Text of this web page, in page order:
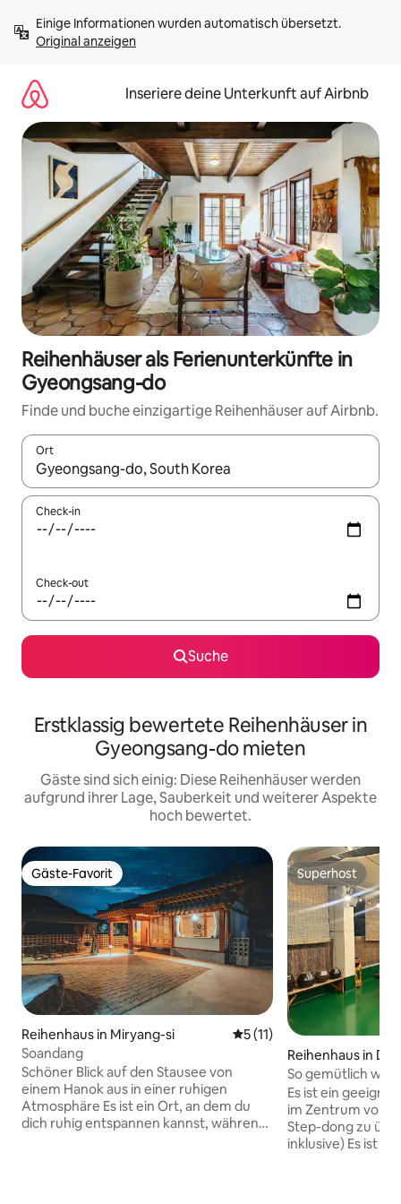
Inhalten
springenOriginal anzeigen
Inseriere deine Unterkunft auf Airbnb
Reihenhäuser als Ferienunterkünfte in
Gyeongsang-do
Finde und buche einzigartige Reihenhäuser auf Airbnb.
Ort
Wenn Ergebnisse verfügbar sind, navigiere mit den
Check-in
Check-out
Suche
Erstklassig bewertete Reihenhäuser in
Gyeongsang-do mieten
Gäste sind sich einig: Diese Reihenhäuser werden
aufgrund ihrer Lage, Sauberkeit und weiterer Aspekte
hoch bewertet.
Gäste-Favorit
Gäste-Favorit
Reihenhaus in Miryang-si Durchschnittliche
5 (11)
Soandang
Schöner Blick auf den Stausee von
einem Hanok aus in einer ruhigen
Atmosphäre Es ist ein Ort, an dem du
dich ruhig entspannen kannst, während
Superhost
Superhost
Reihenhaus in
Weonju
So gemütlich wie zu
House Nur für
ist nur für
Es ist ein
im Zentrum von
Step-dong zu
inklusive) Es ist für eine Grillparty auf der